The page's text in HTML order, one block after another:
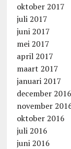
oktober 2017
juli 2017
juni 2017
mei 2017
april 2017
maart 2017
januari 2017
december 2016
november
oktober 2016
juli 2016
juni 2016